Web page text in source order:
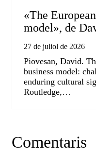
«The
model», de
27 de juliol de 2026
Piovesan, David.
business model:
enduring cultural
Routledge,…
Comentaris